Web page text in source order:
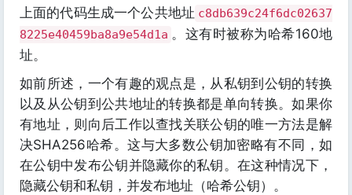
上面的代码生成一个公共地址 c8db639c24f6dc02637
8225e40459ba8a9e54d1a 。这有时被称为哈希160地
址。
如前所述，一个有趣的观点是，从私钥到公钥的转换
以及从公钥到公共地址的转换都是单向转换。如果你
有地址，则向后工作以查找关联公钥的唯一方法是解
决SHA256哈希。这与大多数公钥加密略有不同，如
在公钥中发布公钥并隐藏你的私钥。在这种情况下，
隐藏公钥和私钥，并发布地址（哈希公钥）。